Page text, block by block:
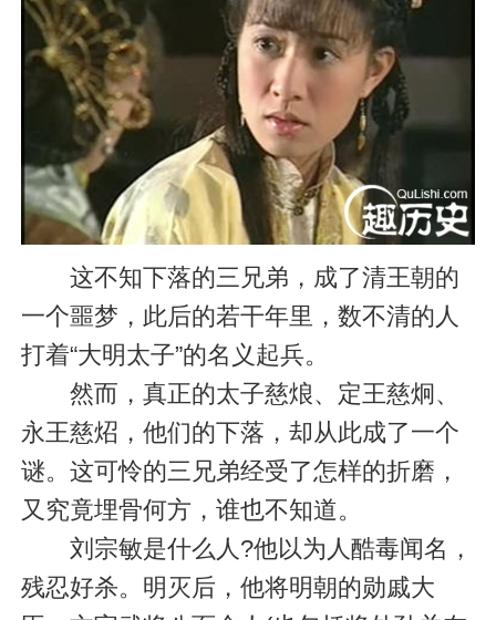
这不知下落的三兄弟，成了清王朝的
一个噩梦，此后的若干年里，数不清的人
打着“大明太子”的名义起兵。
然而，真正的太子慈烺、定王慈炯、
永王慈炤，他们的下落，却从此成了一个
谜。这可怜的三兄弟经受了怎样的折磨，
又究竟埋骨何方，谁也不知道。
刘宗敏是什么人?他以为人酷毒闻名，
残忍好杀。明灭后，他将明朝的勋戚大